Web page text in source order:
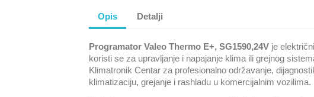
Opis Detalji
Programator Valeo Thermo E+, SG1590,24V je
koristi se za upravljanje i napajanje klima ili grejnog
Klimatronik Centar za profesionalno održavanje,
klimatizaciju, grejanje i rashladu u komercijalnim vozilima.